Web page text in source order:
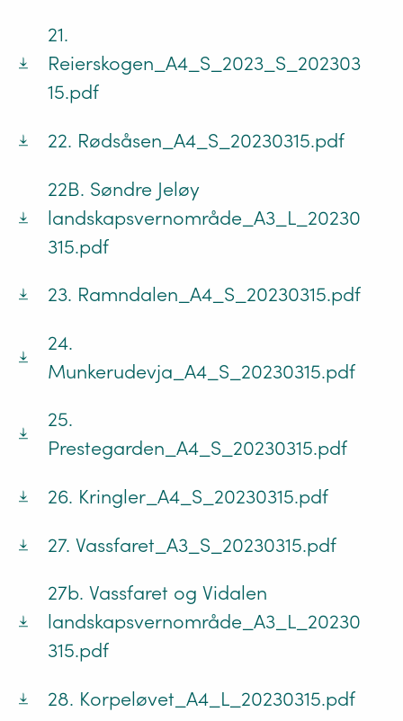
21.
Reierskogen_A4_S_2023_S_202303
15.pdf
22. Rødsåsen_A4_S_20230315.pdf
22B. Søndre Jeløy
landskapsvernområde_A3_L_20230
315.pdf
23. Ramndalen_A4_S_20230315.pdf
24.
Munkerudevja_A4_S_20230315.pdf
25.
Prestegarden_A4_S_20230315.pdf
26. Kringler_A4_S_20230315.pdf
27. Vassfaret_A3_S_20230315.pdf
27b. Vassfaret og Vidalen
landskapsvernområde_A3_L_20230
315.pdf
28. Korpeløvet_A4_L_20230315.pdf